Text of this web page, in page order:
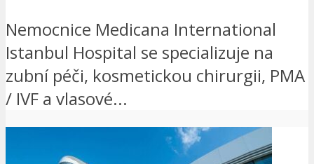
Nemocnice Medicana International
Istanbul Hospital se specializuje na
zubní péči, kosmetickou chirurgii, PMA
/ IVF a vlasové...